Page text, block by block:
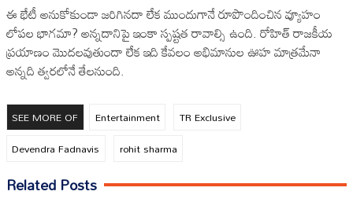
ఈ భేటీ అనుకోకుండా జరిగినదా లేక ముందుగానే రూపొందించిన వ్యూహం
లోపల భాగమా? అన్నదానిపై ఇంకా స్పష్టత రావాల్సి ఉంది. రోహిత్ రాజకీయ
ప్రయాణం మొదలవుతుందా లేక ఇది కేవలం అభిమానుల ఊహ మాత్రమేనా
అన్నది త్వరలోనే తేలనుంది.
SEE MORE OF Entertainment
TR Exclusive
Devendra Fadnavis
rohit sharma
Related Posts